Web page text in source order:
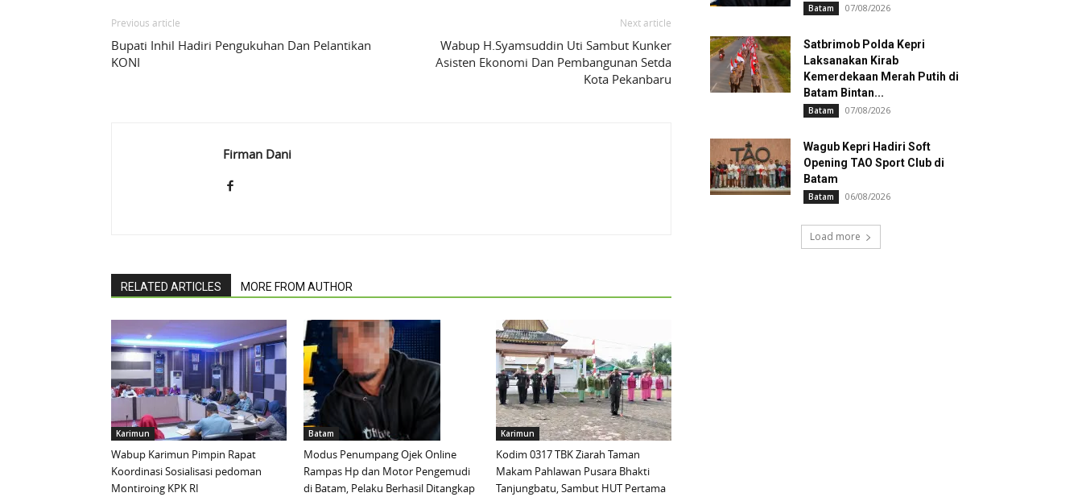
Previous article
Bupati Inhil Hadiri Pengukuhan Dan Pelantikan
KONI
Next article
Wabup H.Syamsuddin Uti Sambut Kunker
Asisten Ekonomi Dan Pembangunan Setda
Kota Pekanbaru
Firman Dani
RELATED ARTICLES MORE FROM AUTHOR
Karimun
Wabup Karimun Pimpin Rapat
Koordinasi Sosialisasi pedoman
Montiroing KPK RI
Batam
Modus Penumpang Ojek Online
Rampas Hp dan Motor Pengemudi
di Batam, Pelaku Berhasil Ditangkap
Karimun
Kodim 0317 TBK Ziarah Taman
Makam Pahlawan Pusara Bhakti
Tanjungbatu, Sambut HUT Pertama
Batam 07/08/2026
Satbrimob Polda Kepri
Laksanakan Kirab
Kemerdekaan Merah Putih di
Batam Bintan...
Batam 07/08/2026
Wagub Kepri Hadiri Soft
Opening TAO Sport Club di
Batam
Batam 06/08/2026
Load more